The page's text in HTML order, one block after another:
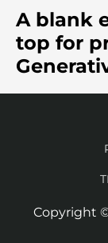
A blank
top for
Copyright